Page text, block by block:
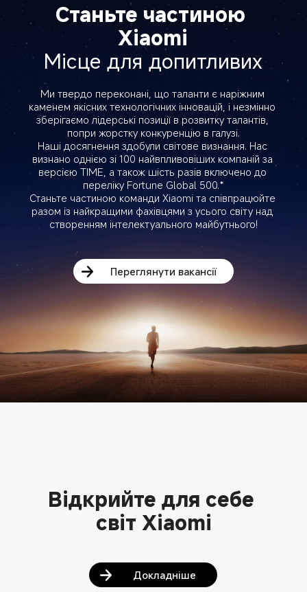
Станьте частиною
Xiaomi
Місце для допитливих
Ми твердо переконані, що таланти є наріжним
каменем якісних технологічних інновацій, і незмінно
зберігаємо лідерські позиції в розвитку талантів,
попри жорстку конкуренцію в галузі.
Наші досягнення здобули світове визнання. Нас
визнано однією зі 100 найвпливовіших компаній за
версією TIME, а також шість разів включено до
переліку Fortune Global 500.*
Станьте частиною команди Xiaomi та співпрацюйте
разом із найкращими фахівцями з усього світу над
створенням інтелектуального майбутнього!
Переглянути вакансії
Відкрийте для себе
світ Xiaomi
Докладніше